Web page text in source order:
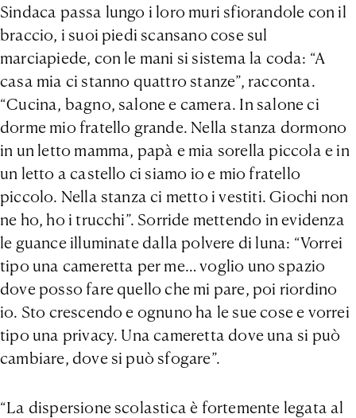
Sindaca passa lungo i loro muri sfiorandole con il
braccio, i suoi piedi scansano cose sul
marciapiede, con le mani si sistema la coda: “A
casa mia ci stanno quattro stanze”, racconta.
“Cucina, bagno, salone e camera. In salone ci
dorme mio fratello grande. Nella stanza dormono
in un letto mamma, papà e mia sorella piccola e in
un letto a castello ci siamo io e mio fratello
piccolo. Nella stanza ci metto i vestiti. Giochi non
ne ho, ho i trucchi”. Sorride mettendo in evidenza
le guance illuminate dalla polvere di luna: “Vorrei
tipo una cameretta per me… voglio uno spazio
dove posso fare quello che mi pare, poi riordino
io. Sto crescendo e ognuno ha le sue cose e vorrei
tipo una privacy. Una cameretta dove una si può
cambiare, dove si può sfogare”.
“La dispersione scolastica è fortemente legata al